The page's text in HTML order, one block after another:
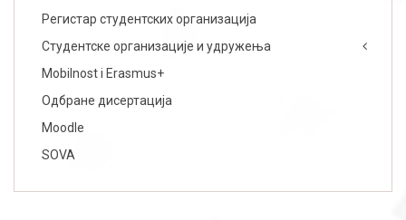
Регистар студентских организација
Студентске организације и удружења
Mobilnost i Erasmus+
Одбране дисертација
Moodle
SOVA